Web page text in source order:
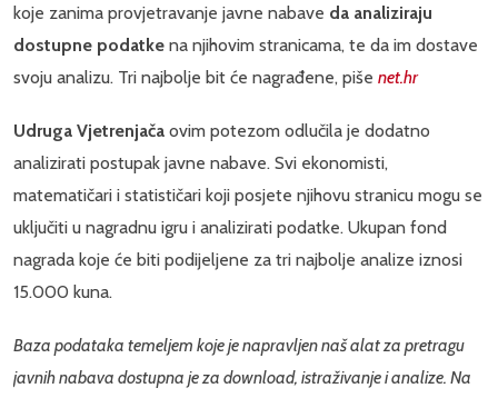
koje zanima provjetravanje javne nabave da analiziraju
dostupne podatke na njihovim stranicama, te da im dostave
svoju analizu. Tri najbolje bit će nagrađene, piše net.hr
Udruga Vjetrenjača ovim potezom odlučila je dodatno
analizirati postupak javne nabave. Svi ekonomisti,
matematičari i statističari koji posjete njihovu stranicu mogu se
uključiti u nagradnu igru i analizirati podatke. Ukupan fond
nagrada koje će biti podijeljene za tri najbolje analize iznosi
15.000 kuna.
Baza podataka temeljem koje je napravljen naš alat za pretragu
javnih nabava dostupna je za download, istraživanje i analize. Na